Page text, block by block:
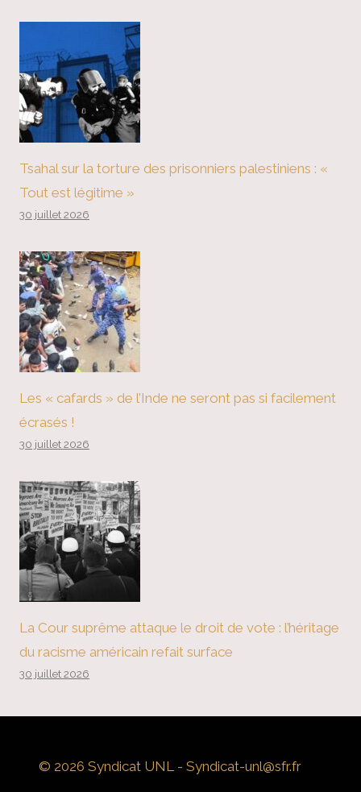
Tsahal sur la torture des prisonniers palestiniens : «
Tout est légitime »
30 juillet 2026
Les « cafards » de l’Inde ne seront pas si facilement
écrasés !
30 juillet 2026
La Cour suprême attaque le droit de vote : l’héritage
du racisme américain refait surface
30 juillet 2026
© 2026 Syndicat UNL - Syndicat-unl@sfr.fr